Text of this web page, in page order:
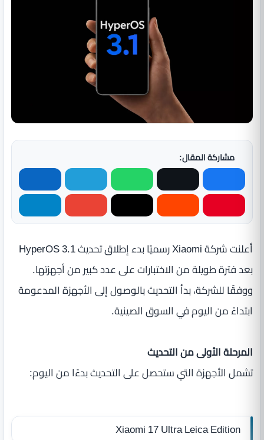
مشاركة المقال:
أعلنت شركة Xiaomi رسميًا بدء إطلاق تحديث HyperOS 3.1
بعد فترة طويلة من الاختبارات على عدد كبير من أجهزتها.
ووفقًا للشركة، بدأ التحديث بالوصول إلى الأجهزة المدعومة
ابتداءً من اليوم في السوق الصينية.
المرحلة الأولى من التحديث
تشمل الأجهزة التي ستحصل على التحديث بدءًا من اليوم:
Xiaomi 17 Ultra Leica Edition